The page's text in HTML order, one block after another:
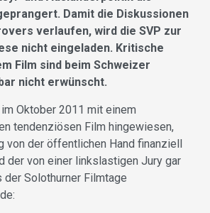
Damit die Diskussionen
verlaufen, wird die SVP zur
nicht eingeladen. Kritische
Film sind beim Schweizer
nicht erwünscht.
Oktober 2011 mit einem
tendenziösen Film hingewiesen,
von der öffentlichen Hand finanziell
der von einer linkslastigen Jury gar
Solothurner Filmtage